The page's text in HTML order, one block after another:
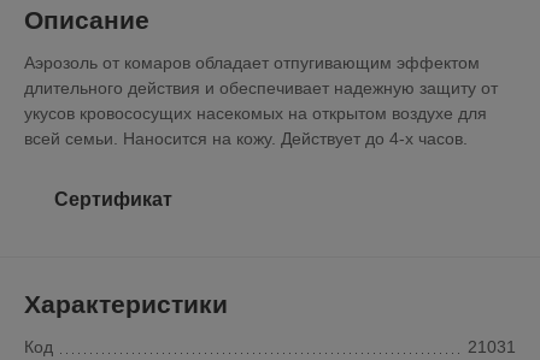
Описание
Аэрозоль от комаров обладает отпугивающим эффектом
длительного действия и обеспечивает надежную защиту от
укусов кровососущих насекомых на открытом воздухе для
всей семьи. Наносится на кожу. Действует до 4-х часов.
Сертификат
Характеристики
Код
21031